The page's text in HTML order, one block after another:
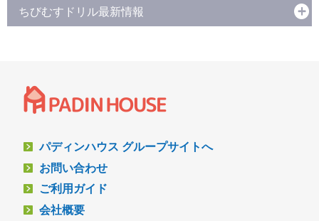
ちびむすドリル最新情報
パディンハウス グループサイトへ
お問い合わせ
ご利用ガイド
会社概要